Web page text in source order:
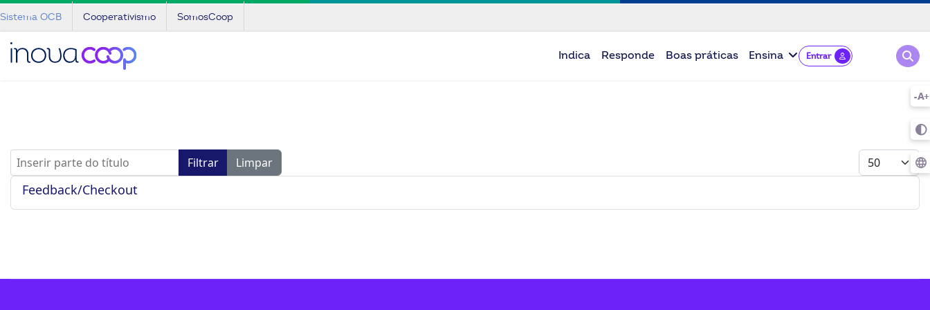
Sistema OCB Cooperativismo SomosCoop
Indica Responde Boas práticas Ensina Entrar
Inserir parte do título Filtrar Limpar Mostrar #
Feedback/Checkout